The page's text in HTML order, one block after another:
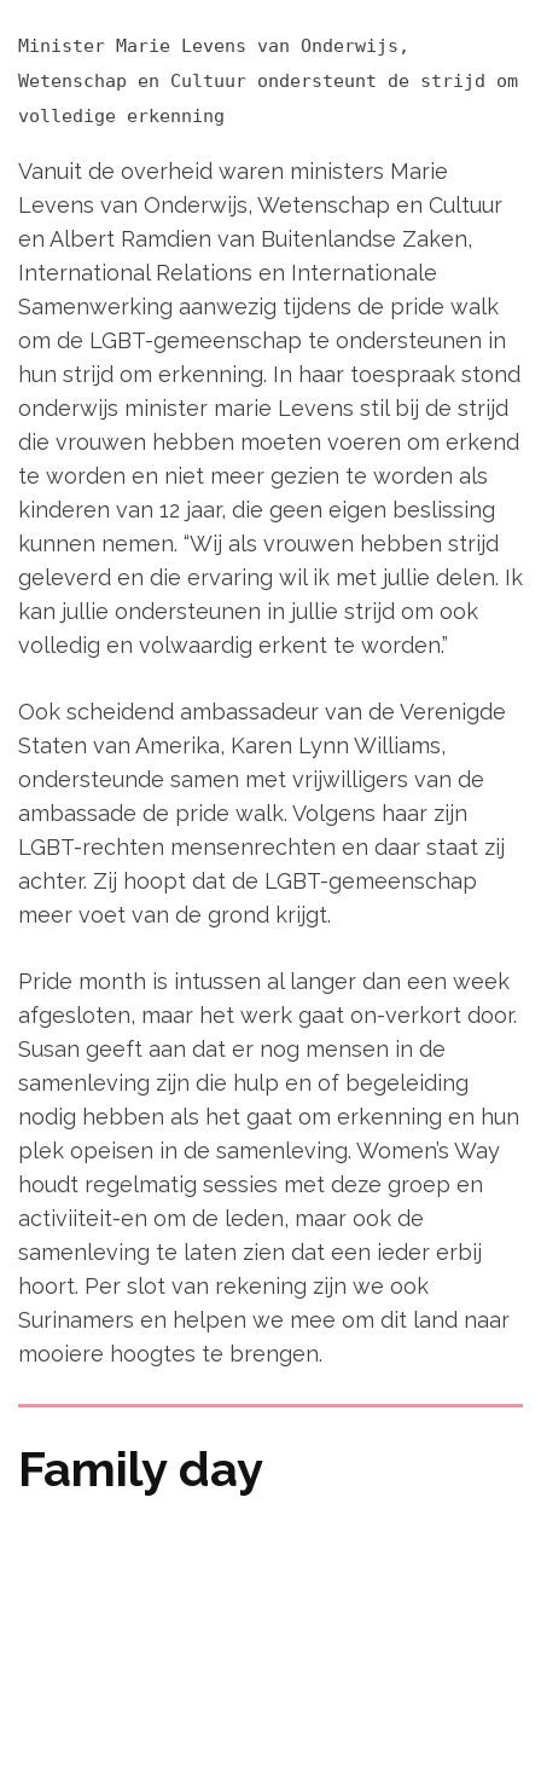
Minister Marie Levens van Onderwijs,
Wetenschap en Cultuur ondersteunt de strijd om
volledige erkenning
Vanuit de overheid waren ministers Marie
Levens van Onderwijs, Wetenschap en Cultuur
en Albert Ramdien van Buitenlandse Zaken,
International Relations en Internationale
Samenwerking aanwezig tijdens de pride walk
om de LGBT-gemeenschap te ondersteunen in
hun strijd om erkenning. In haar toespraak stond
onderwijs minister marie Levens stil bij de strijd
die vrouwen hebben moeten voeren om erkend
te worden en niet meer gezien te worden als
kinderen van 12 jaar, die geen eigen beslissing
kunnen nemen. “Wij als vrouwen hebben strijd
geleverd en die ervaring wil ik met jullie delen. Ik
kan jullie ondersteunen in jullie strijd om ook
volledig en volwaardig erkent te worden.”
Ook scheidend ambassadeur van de Verenigde
Staten van Amerika, Karen Lynn Williams,
ondersteunde samen met vrijwilligers van de
ambassade de pride walk. Volgens haar zijn
LGBT-rechten mensenrechten en daar staat zij
achter. Zij hoopt dat de LGBT-gemeenschap
meer voet van de grond krijgt.
Pride month is intussen al langer dan een week
afgesloten, maar het werk gaat on-verkort door.
Susan geeft aan dat er nog mensen in de
samenleving zijn die hulp en of begeleiding
nodig hebben als het gaat om erkenning en hun
plek opeisen in de samenleving. Women’s Way
houdt regelmatig sessies met deze groep en
activiiteit-en om de leden, maar ook de
samenleving te laten zien dat een ieder erbij
hoort. Per slot van rekening zijn we ook
Surinamers en helpen we mee om dit land naar
mooiere hoogtes te brengen.
Family day